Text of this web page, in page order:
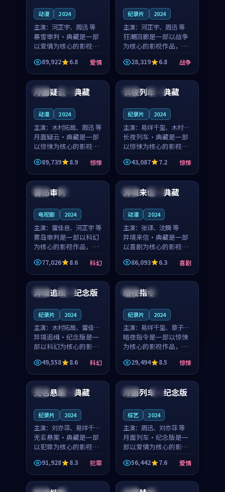
动漫 2024
主演： 河正宇、周迅 等
暴雪审判·典藏是一部
以爱情为核心的影视作
品，围绕危机、反转与
人物成长展开，整体节
奏紧凑，值得推荐观
看。
89,922 6.8 爱情
纪录片 2024
主演： 河正宇、周迅 等
狂潮回廊是一部以战争
为核心的影视作品，围
绕危机、反转与人物成
长展开，整体节奏紧
凑，值得推荐观看。
28,319 6.8 战争
中国 独播
月面疑云·典藏
动漫 2024
主演： 木村拓哉、周迅 等
月面疑云·典藏是一部
以惊悚为核心的影视作
品，围绕危机、反转与
人物成长展开，整体节
奏紧凑，值得推荐观
看。
89,739 8.9 惊悚
中国 完结
长夜列车·典藏
纪录片 2024
主演： 易烊千玺、木村拓
哉 等
长夜列车·典藏是一部
以惊悚为核心的影视作
品，围绕危机、反转与
人物成长展开，整体节
奏紧凑，值得推荐观
看。
43,087 7.2 惊悚
韩国 杜比
雾岛审判
电视剧 2024
主演： 雷佳音、河正宇 等
雾岛审判是一部以科幻
为核心的影视作品，围
绕危机、反转与人物成
长展开，整体节奏紧
凑，值得推荐观看。
77,026 8.6 科幻
泰国 高分
异境来信·典藏
动漫 2024
主演： 张译、沈腾 等
异境来信·典藏是一部
以喜剧为核心的影视作
品，围绕危机、反转与
人物成长展开，整体节
奏紧凑，值得推荐观
86,093 6.3 喜剧
中国 完结
异境追缉·纪念版
纪录片 2024
主演： 木村拓哉、雷佳音
等
异境追缉·纪念版是一
部以科幻为核心的影视
作品，围绕危机、反转
与人物成长展开，整体
节奏紧凑，值得推荐观
看。
49,558 8.6 科幻
韩国 完结
暗夜指令
纪录片 2024
主演： 易烊千玺、章子怡
等
暗夜指令是一部以惊悚
为核心的影视作品，围
绕危机、反转与人物成
长展开，整体节奏紧
凑，值得推荐观看。
29,494 8.5 惊悚
韩国 完结
无名悬案·典藏
纪录片 2024
主演： 刘亦菲、易烊千玺
等
无名悬案·典藏是一部
以犯罪为核心的影视作
品，围绕危机、反转与
人物成长展开，整体节
奏紧凑，值得推荐观
看。
91,928 8.3 犯罪
中国 4K
月面列车·纪念版
综艺 2024
主演： 周迅、刘亦菲 等
月面列车·纪念版是一
部以爱情为核心的影视
作品，围绕危机、反转
与人物成长展开，整体
节奏紧凑，值得推荐观
看。
56,442 7.6 爱情